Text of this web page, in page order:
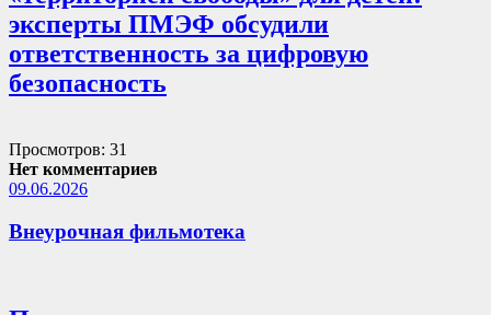
эксперты ПМЭФ обсудили
ответственность за цифровую
безопасность
Просмотров: 31
Нет комментариев
09.06.2026
Внеурочная фильмотека